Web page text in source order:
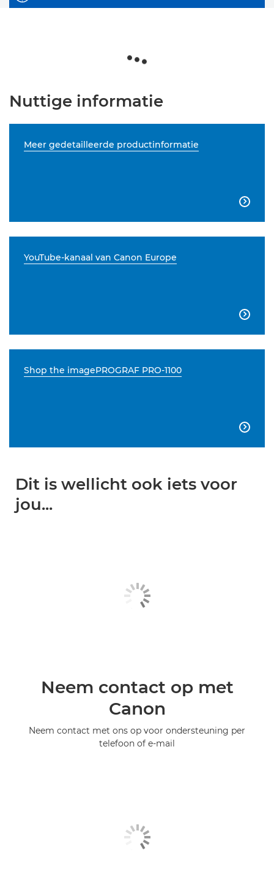
Nuttige informatie
Meer gedetailleerde productinformatie

YouTube-kanaal van Canon Europe

Shop the imagePROGRAF PRO-1100

Dit is wellicht ook iets voor
jou...
Neem contact op met
Canon
Neem contact met ons op voor ondersteuning per
telefoon of e-mail